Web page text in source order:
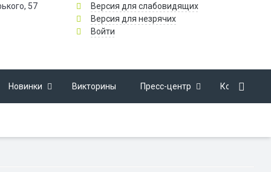
57
Версия для слабовидящих
Версия для незрячих
Войти
Новинки Викторины Пресс-центр Контакты